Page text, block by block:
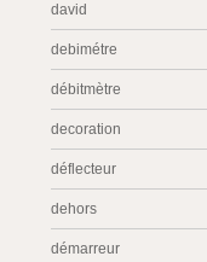
david
debimétre
débitmètre
decoration
déflecteur
dehors
démarreur